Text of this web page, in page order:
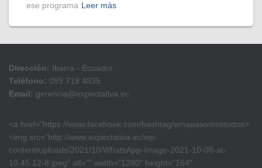
ese programa Leer más
Dirección: Ibarra - Ecuador
Teléfono: 099 718 4835
Email: gerencia@expectativa.ec
<a href=”https://www.facebook.com/hashtag/emapasomostodos>
<img src=”http://www.expectativa.ec/wp-
content/uploads/2021/10/WhatsApp-Image-2021-10-08-at-
10.45.12-8.jpeg” alt=”” width=”1280″ height=”164″